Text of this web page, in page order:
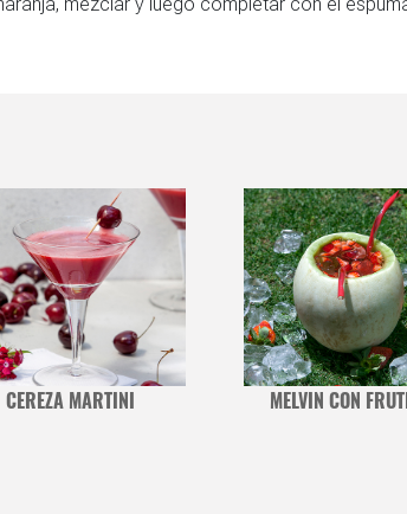
CEREZA MARTINI MELVIN CON